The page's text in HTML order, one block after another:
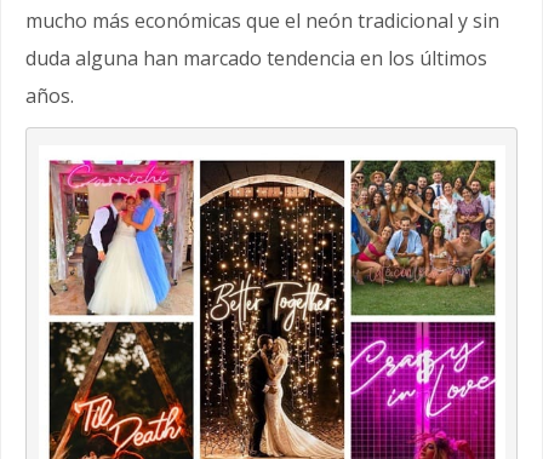
mucho más económicas que el neón tradicional y sin
duda alguna han marcado tendencia en los últimos
años.